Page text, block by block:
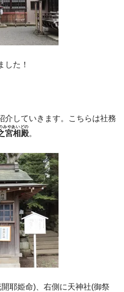
した！
介していきます。こちらは社務
宮相殿
みやあいどの
。
耶姫命)、右側に天神社(御祭